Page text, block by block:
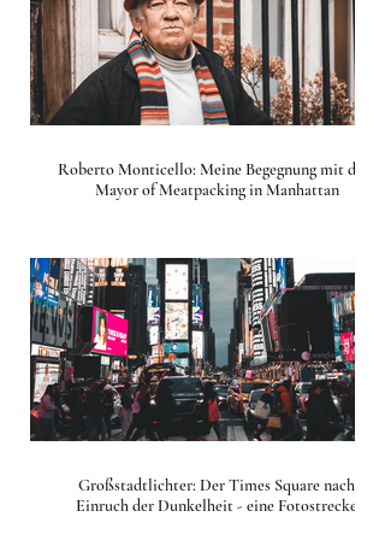
Roberto Monticello: Meine Begegnung mit dem
Mayor of Meatpacking in Manhattan
Großstadtlichter: Der Times Square nach
Einruch der Dunkelheit - eine Fotostrecke